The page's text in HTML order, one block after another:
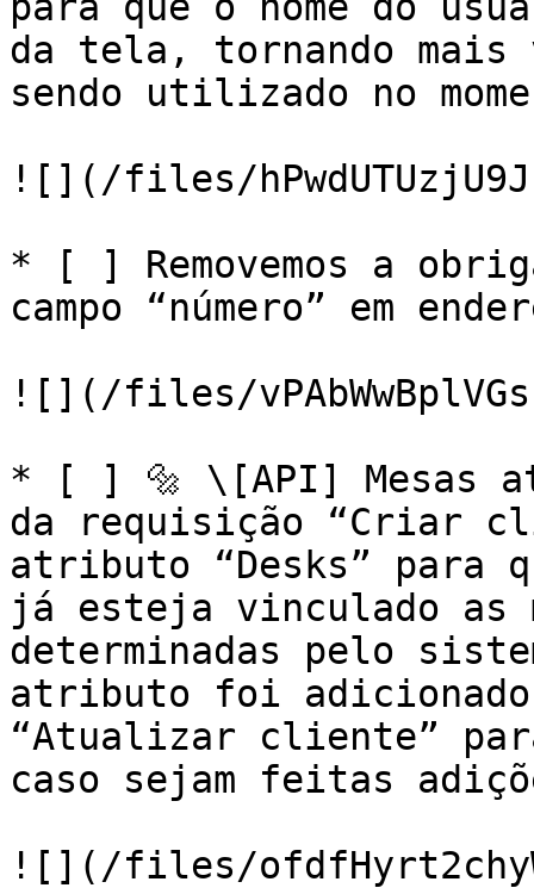
da tela, tornando
sendo utilizado no
![](/files/
* [ ] Removemos a
campo “número” em
![](/files/
* [ ] 🔩 \[API] Mesas
da requisição “Criar
atributo “Desks”
já esteja vinculado as
determinadas pelo
atributo foi
“Atualizar cliente”
caso sejam feitas
![](/files/